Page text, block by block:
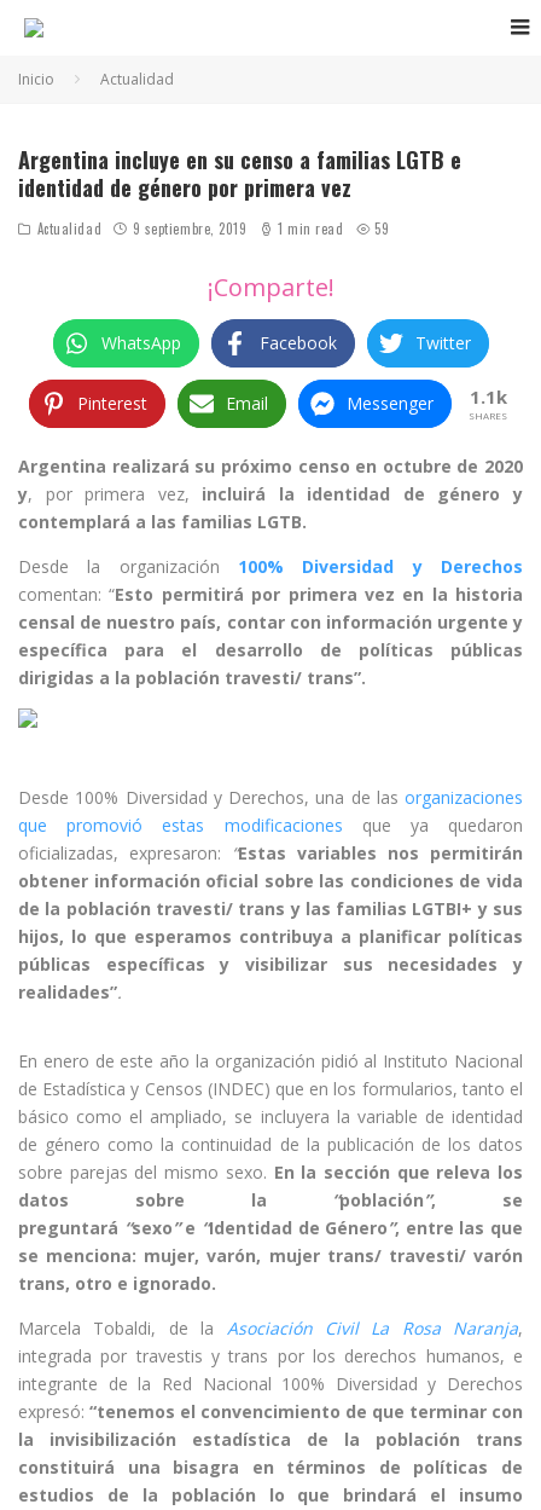
Inicio Actualidad
Argentina incluye en su censo a familias LGTB e
identidad de género por primera vez
Actualidad 9 septiembre, 2019 1 min read 59
¡Comparte!
WhatsApp Facebook Twitter
Pinterest Email Messenger 1.1k
SHARES
Argentina realizará su próximo censo en octubre de 2020
y, por primera vez, incluirá la identidad de género y
contemplará a las familias LGTB.
Desde la organización 100% Diversidad y Derechos
comentan: “Esto permitirá por primera vez en la historia
censal de nuestro país, contar con información urgente y
específica para el desarrollo de políticas públicas
dirigidas a la población travesti/ trans”.
Desde 100% Diversidad y Derechos, una de las organizaciones
que promovió estas modificaciones que ya quedaron
oficializadas, expresaron:
“Estas variables nos permitirán
obtener información oficial sobre las condiciones de vida
de la población travesti/ trans y las familias LGTBI+ y sus
hijos, lo que esperamos contribuya a planificar políticas
públicas específicas y visibilizar sus necesidades y
realidades”.
En enero de este año la organización pidió al Instituto Nacional
de Estadística y Censos (INDEC) que en los formularios, tanto el
básico como el ampliado, se incluyera la variable de identidad
de género como la continuidad de la publicación de los datos
sobre parejas del mismo sexo. En la sección que releva los
datos sobre la “población”, se
preguntará “sexo”e “Identidad de Género”, entre las que
se menciona: mujer, varón, mujer trans/ travesti/ varón
trans, otro e ignorado.
Marcela Tobaldi, de la Asociación Civil La Rosa Naranja,
integrada por travestis y trans por los derechos humanos, e
integrante de la Red Nacional 100% Diversidad y Derechos
expresó: “tenemos el convencimiento de que terminar con
la invisibilización estadística de la población trans
constituirá una bisagra en términos de políticas de
estudios de la población lo que brindará el insumo